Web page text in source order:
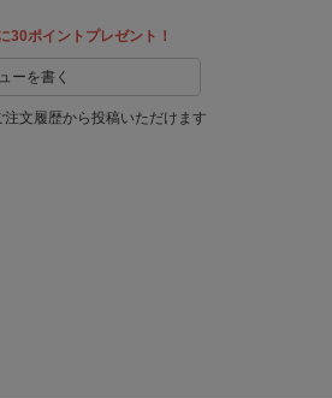
30ポイントプレゼント！
ーを書く
文履歴から投稿いただけます